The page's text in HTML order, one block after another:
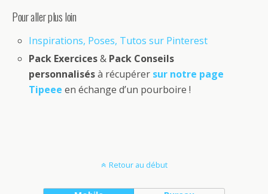
Pour aller plus loin
Inspirations, Poses, Tutos sur Pinterest
Pack Exercices& Pack Conseils
personnalisésà récupérer sur notre page
Tipeee en échange d’un pourboire !
Retour au début